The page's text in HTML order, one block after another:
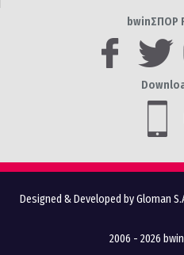
bwinΣΠΟΡ
Designed & Developed by Gloman
2006 - 2026